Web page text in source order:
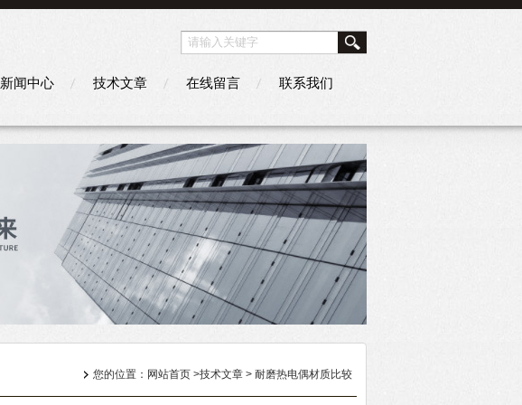
新闻中心 技术文章 在线留言 联系我们
您的位置： 网站首页 >技术文章 > 耐磨热电偶材质比较